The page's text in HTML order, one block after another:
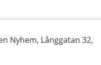
Nyhem, Långgatan 32,